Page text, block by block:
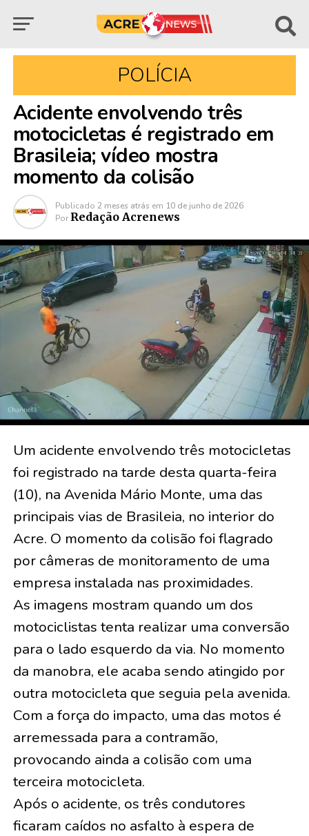
POLÍCIA
Acidente envolvendo três
motocicletas é registrado em
Brasileia; vídeo mostra
momento da colisão
Publicado 2 meses atrás em 10 de junho de 2026
Por Redação Acrenews
Um acidente envolvendo três motocicletas
foi registrado na tarde desta quarta-feira
(10), na Avenida Mário Monte, uma das
principais vias de Brasileia, no interior do
Acre. O momento da colisão foi flagrado
por câmeras de monitoramento de uma
empresa instalada nas proximidades.
As imagens mostram quando um dos
motociclistas tenta realizar uma conversão
para o lado esquerdo da via. No momento
da manobra, ele acaba sendo atingido por
outra motocicleta que seguia pela avenida.
Com a força do impacto, uma das motos é
arremessada para a contramão,
provocando ainda a colisão com uma
terceira motocicleta.
Após o acidente, os três condutores
ficaram caídos no asfalto à espera de